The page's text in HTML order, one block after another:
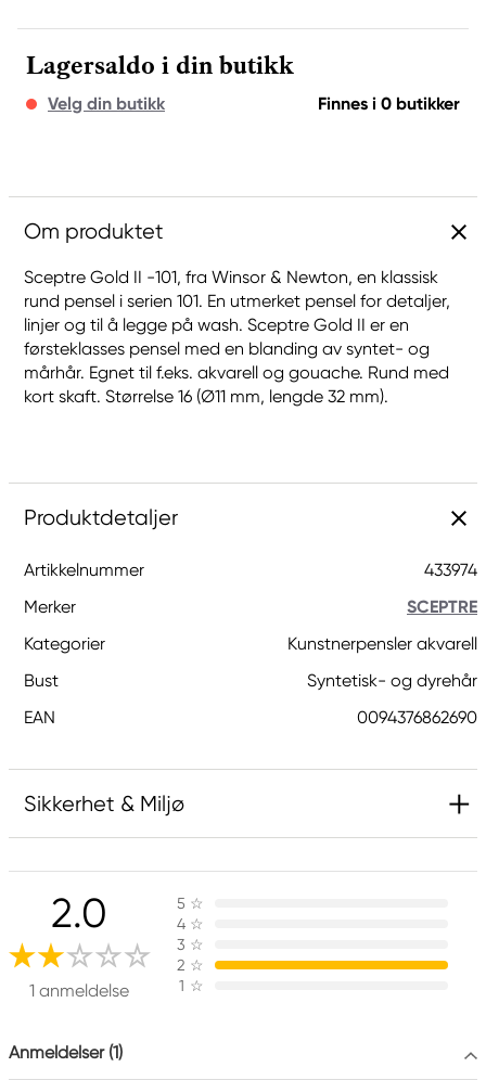
Lagersaldo i din butikk
Velg din butikk Finnes i 0 butikker
Om produktet
Sceptre Gold II -101, fra Winsor & Newton, en klassisk
rund pensel i serien 101. En utmerket pensel for detaljer,
linjer og til å legge på wash. Sceptre Gold II er en
førsteklasses pensel med en blanding av syntet- og
mårhår. Egnet til f.eks. akvarell og gouache. Rund med
kort skaft. Størrelse 16 (Ø11 mm, lengde 32 mm).
Produktdetaljer
Artikkelnummer
433974
Merker
SCEPTRE
Kategorier
Kunstnerpensler akvarell
Bust
Syntetisk- og dyrehår
EAN
0094376862690
Sikkerhet & Miljø
Ansvarlig EU
SCEPTRE
COLART NORTHERN EUROPE GMBH
Östra Långgatan 87
619 30 Trosa, Sweden
2.0
1 anmeldelse
5 ☆
4 ☆
3 ☆
2 ☆
1 ☆
Anmeldelser (1)